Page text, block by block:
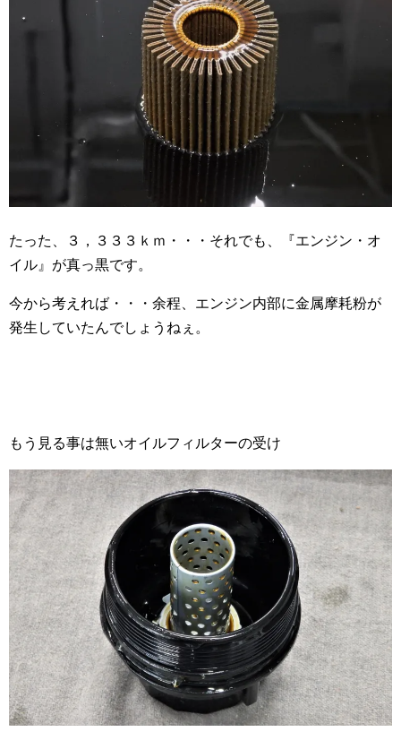
たった、３，３３３ｋｍ・・・それでも、『エンジン・オ
イル』が真っ黒です。
今から考えれば・・・余程、エンジン内部に金属摩耗粉が
発生していたんでしょうねぇ。
もう見る事は無いオイルフィルターの受け